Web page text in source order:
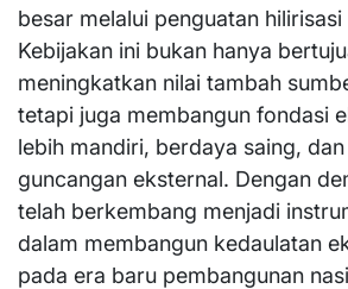
besar melalui penguatan hilirisasi
Kebijakan ini bukan hanya
meningkatkan nilai tambah
tetapi juga membangun fondasi
lebih mandiri, berdaya saing,
guncangan eksternal. Dengan
telah berkembang menjadi
dalam membangun kedaulatan
pada era baru pembangunan